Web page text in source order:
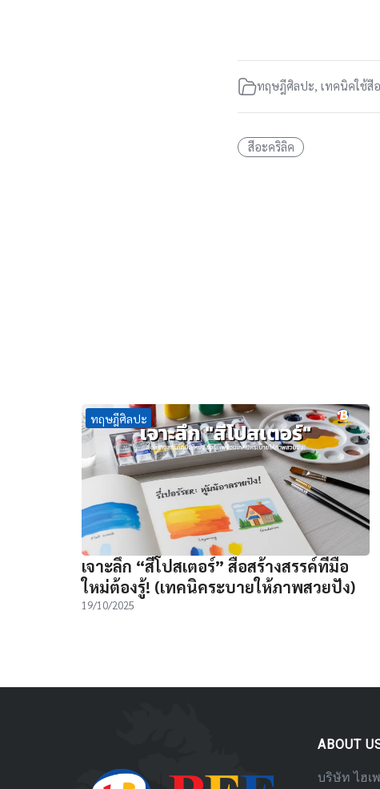
ทฤษฎีศิลปะ เทคนิคใช้สี
สีอะคริลิค
ทฤษฎีศิลปะ
เจาะลึก “สีโปสเตอร์” สื่อสร้างสรรค์ที่มือ
ใหม่ต้องรู้! (เทคนิคระบายให้ภาพสวยปัง)
19/10/2025
ABOUT
บริษัท ไฮเ